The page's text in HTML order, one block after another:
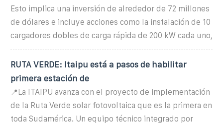
Esto implica una inversión de alrededor de 72 millones
de dólares e incluye acciones como la instalación de 10
cargadores dobles de carga rápida de 200 kW cada uno,
RUTA VERDE: Itaipu está a pasos de habilitar
primera estación de
📍La ITAIPU avanza con el proyecto de implementación
de la Ruta Verde solar fotovoltaica que es la primera en
toda Sudamérica. Un equipo técnico integrado por